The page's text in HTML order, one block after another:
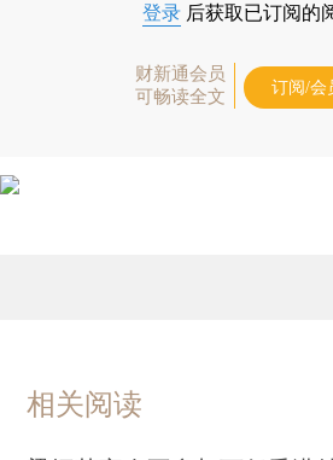
登录 后获取已订阅的
财新通会员
可畅读全文
订阅/会
相关阅读